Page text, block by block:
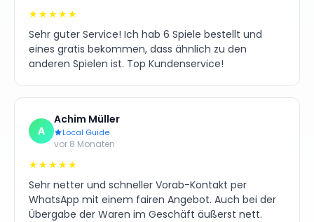
★★★★★
Sehr guter Service! Ich hab 6 Spiele bestellt und
eines gratis bekommen, dass ähnlich zu den
anderen Spielen ist. Top Kundenservice!
A
Achim Müller
Local Guide
vor 8 Monaten
★★★★★
Sehr netter und schneller Vorab-Kontakt per
WhatsApp mit einem fairen Angebot. Auch bei der
Übergabe der Waren im Geschäft äußerst nett.